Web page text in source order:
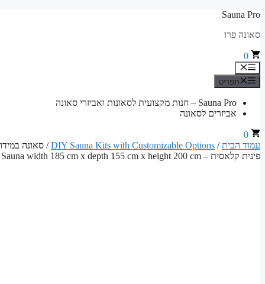
לדלג
Sauna Pro
סאונה פרו
0
תפריט
תפריט
Sauna Pro – חנות מקצועית לסאונות ואביזרי סאונה
אביזרים לסאונה
0
עמוד הבית/
DIY Sauna Kits with Customizable Options
פינית קלאסית – Sauna width 185 cm x depth 155 cm x height 200 cm